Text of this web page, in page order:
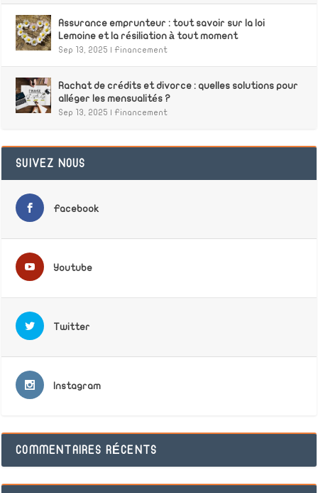
Assurance emprunteur : tout savoir sur la loi
Lemoine et la résiliation à tout moment
Sep 13, 2025 | Financement
Rachat de crédits et divorce : quelles solutions pour
alléger les mensualités ?
Sep 13, 2025 | Financement
SUIVEZ NOUS
Facebook
Youtube
Twitter
Instagram
COMMENTAIRES RÉCENTS